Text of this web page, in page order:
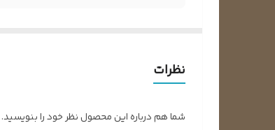
نظرات
شما هم درباره این محصول نظر خود را بنویسید.